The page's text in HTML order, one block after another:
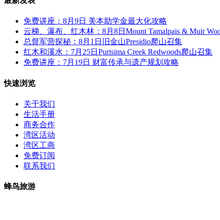
免费讲座：8月9日 美本助学金最大化攻略
云梯、瀑布、红木林：8月8日Mount Tamalpais & Muir
总督军营探秘：8月1日旧金山Presidio爬山召集
红木和溪水：7月25日Purisima Creek Redwoods爬山召集
免费讲座：7月19日 财富传承与遗产规划攻略
快速浏览
关于我们
生活手册
商务合作
湾区活动
湾区工商
免费订阅
联系我们
蜂鸟旅游